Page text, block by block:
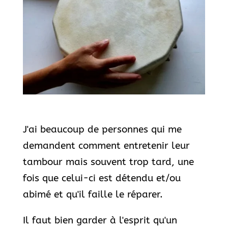
J'ai beaucoup de personnes qui me
demandent comment entretenir leur
tambour mais souvent trop tard, une
fois que celui-ci est détendu et/ou
abimé et qu'il faille le réparer.
Il faut bien garder à l'esprit qu'un